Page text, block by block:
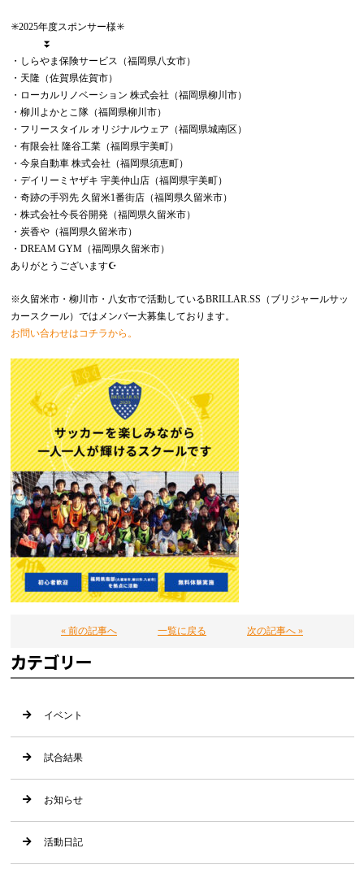
✳️2025年度スポンサー様✳️
⏬
・しらやま保険サービス（福岡県八女市）
・天隆（佐賀県佐賀市）
・ローカルリノベーション 株式会社（福岡県柳川市）
・柳川よかとこ隊（福岡県柳川市）
・フリースタイル オリジナルウェア（福岡県城南区）
・有限会社 隆谷工業（福岡県宇美町）
・今泉自動車 株式会社（福岡県須恵町）
・デイリーミヤザキ 宇美仲山店（福岡県宇美町）
・奇跡の手羽先 久留米1番街店（福岡県久留米市）
・株式会社今長谷開発（福岡県久留米市）
・炭香や（福岡県久留米市）
・DREAM GYM（福岡県久留米市）
ありがとうございます☪️
※久留米市・柳川市・八女市で活動しているBRILLAR.SS（ブリジャールサッ
カースクール）ではメンバー大募集しております。
お問い合わせはコチラから。
« 前の記事へ 一覧に戻る 次の記事へ »
カテゴリー
イベント
試合結果
お知らせ
活動日記